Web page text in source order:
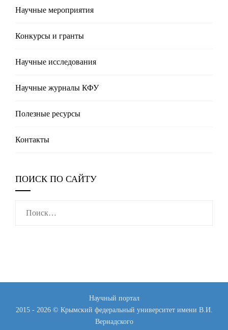
Научные мероприятия
Конкурсы и гранты
Научные исследования
Научные журналы КФУ
Полезные реcурсы
Контакты
ПОИСК ПО САЙТУ
Научный портал
2015 - 2026 © Крымский федеральный университет имени В.И.
Вернадского